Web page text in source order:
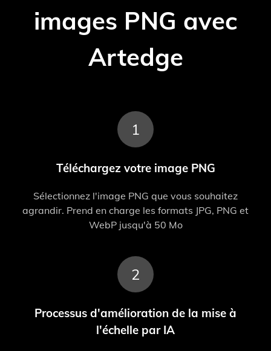
images PNG avec
Artedge
1
Téléchargez votre image PNG
Sélectionnez l'image PNG que vous souhaitez
agrandir. Prend en charge les formats JPG, PNG et
WebP jusqu'à 50 Mo
2
Processus d'amélioration de la mise à
l'échelle par IA